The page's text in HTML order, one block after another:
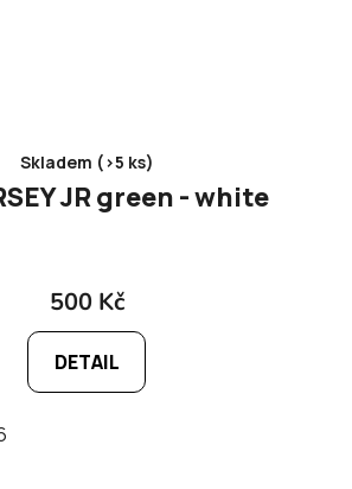
Skladem (>5 ks)
JR green - white
500 Kč
DETAIL